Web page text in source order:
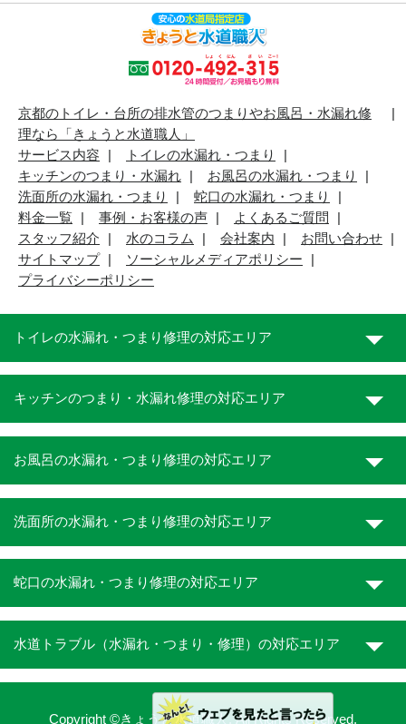
京都のトイレ・台所の排水管のつまりやお風呂・水漏れ修
理なら「きょうと水道職人」
サービス内容
トイレの水漏れ・つまり
キッチンのつまり・水漏れ
お風呂の水漏れ・つまり
洗面所の水漏れ・つまり
蛇口の水漏れ・つまり
料金一覧
事例・お客様の声
よくあるご質問
スタッフ紹介
水のコラム 会社案内
お問い合わせ
サイトマップ
ソーシャルメディアポリシー
プライバシーポリシー
トイレの水漏れ・つまり修理の対応エリア
キッチンのつまり・水漏れ修理の対応エリア
お風呂の水漏れ・つまり修理の対応エリア
洗面所の水漏れ・つまり修理の対応エリア
蛇口の水漏れ・つまり修理の対応エリア
水道トラブル（水漏れ・つまり・修理）の対応エリア
Copyright ©きょうと水道職人. All Rights Reserved.